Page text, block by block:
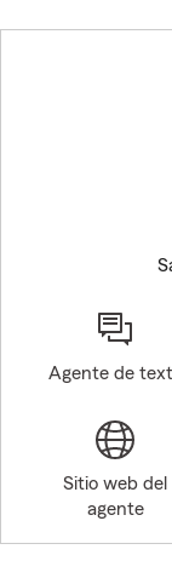
Agente de
Sitio web del
agente